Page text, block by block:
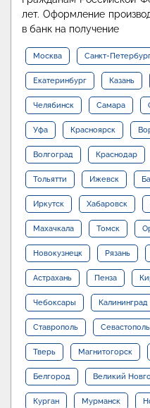
лет. Оформление
в банк на получение
Москва Санкт-
Екатеринбург Казань
Челябинск Самара
Уфа Красноярск
Волгоград Краснодар
Тольятти Ижевск
Иркутск Хабаровск
Махачкала Томск
Новокузнецк Рязань
Астрахань Пенза
Чебоксары Калининград
Ставрополь Севастополь
Тверь Магнитогорск
Белгород Великий
Курган Мурманск